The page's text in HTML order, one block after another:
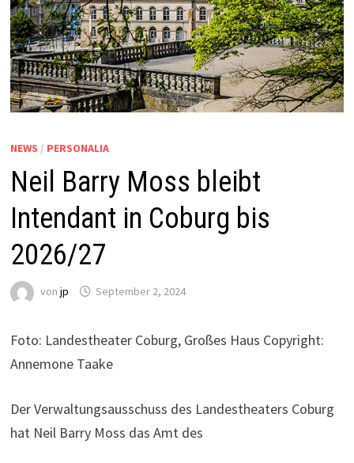
NEWS / PERSONALIA
Neil Barry Moss bleibt
Intendant in Coburg bis
2026/27
vonjp September 2, 2024
Foto: Landestheater Coburg, Großes Haus Copyright:
Annemone Taake
Der Verwaltungsausschuss des Landestheaters Coburg
hat Neil Barry Moss das Amt des